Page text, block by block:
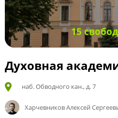
15
Духовная
наб. Обводного кан., д. 7
Харчевников Алексей